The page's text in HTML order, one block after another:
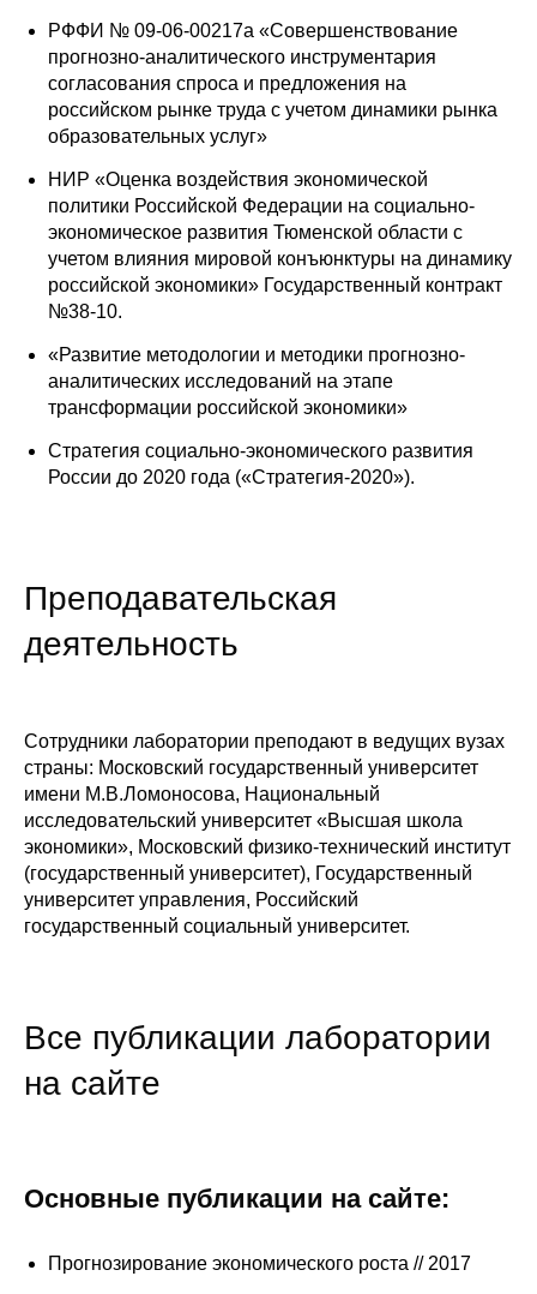
РФФИ № 09-06-00217а «Совершенствование
прогнозно-аналитического инструментария
согласования спроса и предложения на
российском рынке труда с учетом динамики рынка
образовательных услуг»
НИР «Оценка воздействия экономической
политики Российской Федерации на социально-
экономическое развития Тюменской области с
учетом влияния мировой конъюнктуры на динамику
российской экономики» Государственный контракт
№38-10.
«Развитие методологии и методики прогнозно-
аналитических исследований на этапе
трансформации российской экономики»
Стратегия социально-экономического развития
России до 2020 года («Стратегия-2020»).
Преподавательская
деятельность
Сотрудники лаборатории преподают в ведущих вузах
страны: Московский государственный университет
имени М.В.Ломоносова, Национальный
исследовательский университет «Высшая школа
экономики», Московский физико-технический институт
(государственный университет), Государственный
университет управления, Российский
государственный социальный университет.
Все публикации лаборатории
на сайте
Основные публикации на сайте:
Прогнозирование экономического роста // 2017